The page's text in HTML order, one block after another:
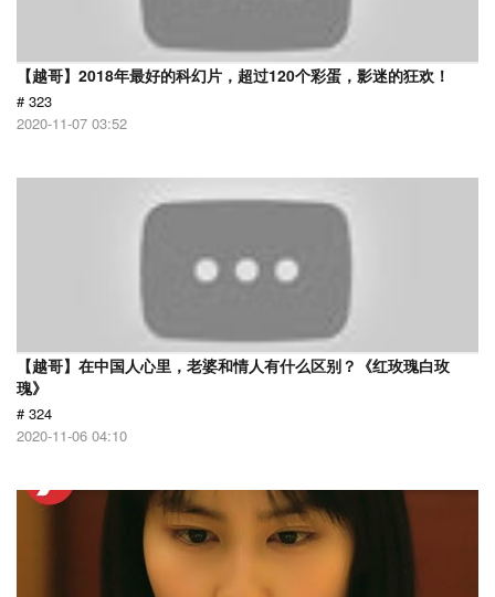
【越哥】2018年最好的科幻片，超过120个彩蛋，影迷的狂欢！
# 323
2020-11-07 03:52
【越哥】在中国人心里，老婆和情人有什么区别？《红玫瑰白玫
瑰》
# 324
2020-11-06 04:10